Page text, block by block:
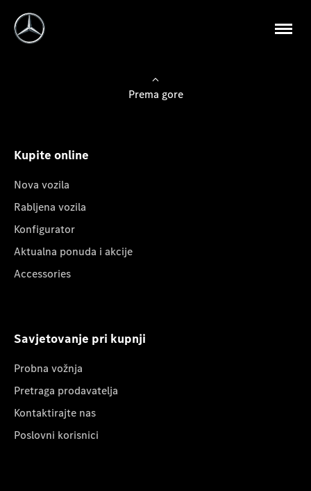
Prema gore
Kupite online
Nova vozila
Rabljena vozila
Konfigurator
Aktualna ponuda i akcije
Accessories
Savjetovanje pri kupnji
Probna vožnja
Pretraga prodavatelja
Kontaktirajte nas
Poslovni korisnici